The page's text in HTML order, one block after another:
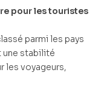
pour les touristes
parmi les pays
une stabilité
les voyageurs,